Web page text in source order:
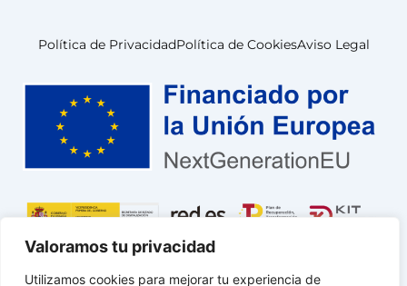
Valoramos tu privacidad
Utilizamos cookies para mejorar tu experiencia de
Política de PrivacidadPolítica de CookiesAviso Legal